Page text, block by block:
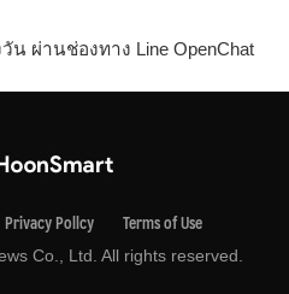
ผ่านช่องทาง Line OpenChat
Privacy Pollcy Terms of Use
Co., Ltd. All rights reserved.